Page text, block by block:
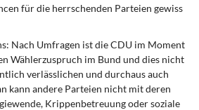
für die herrschenden Parteien gewiss
Nach Umfragen ist die CDU im Moment
Wählerzuspruch im Bund und dies nicht
verlässlichen und durchaus auch
kann andere Parteien nicht mit deren
Krippenbetreuung oder soziale